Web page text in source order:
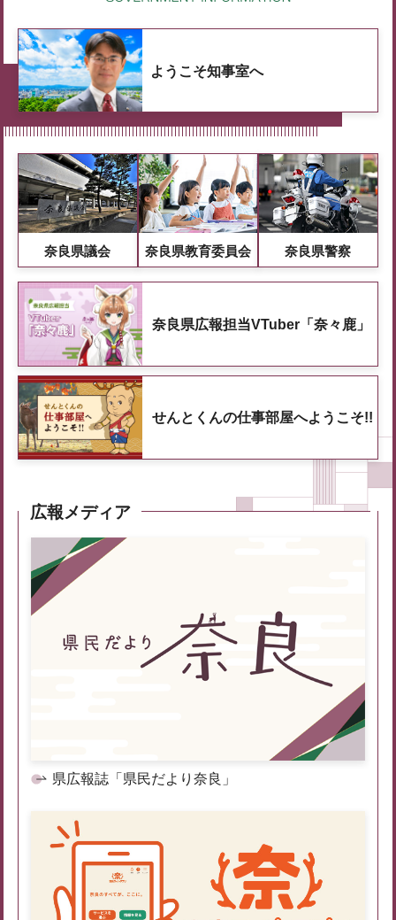
ようこそ知事室へ
奈良県議会 奈良県教育委員会 奈良県警察
奈良県広報担当VTuber「奈々鹿」
せんとくんの仕事部屋へようこそ!!
広報メディア
県広報誌「県民だより奈良」